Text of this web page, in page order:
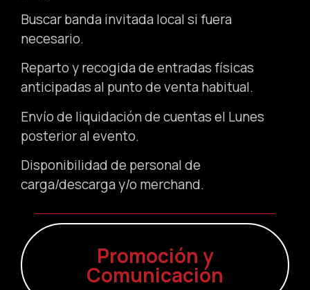
Buscar banda invitada local si fuera
necesario.
Reparto y recogida de entradas físicas
anticipadas al punto de venta habitual.
Envío de liquidación de cuentas el Lunes
posterior al evento.
Disponibilidad de personal de
carga/descarga y/o merchand.
Promoción y
Comunicación